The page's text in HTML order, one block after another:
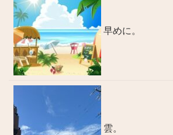
早めに。
雲。